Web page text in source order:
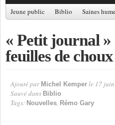
Jeune public Biblio Saines
« Petit journal »
feuilles de choux
Ajouté par Michel Kemper le 17
Sauvé dans Biblio
Tags: Nouvelles, Rémo Gary